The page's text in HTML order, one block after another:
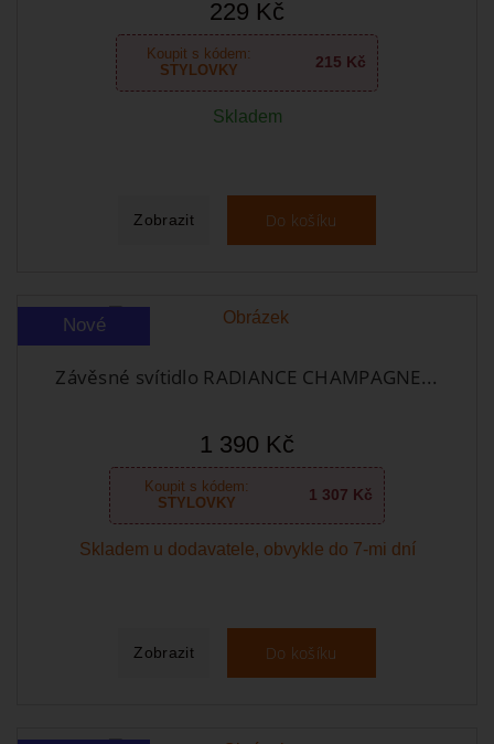
229 Kč
Koupit s kódem:
STYLOVKY
215 Kč
Skladem
Zobrazit Do košíku
Nové
Závěsné svítidlo RADIANCE CHAMPAGNE...
1 390 Kč
Koupit s kódem:
STYLOVKY
1 307 Kč
Skladem u dodavatele, obvykle do 7-mi dní
Zobrazit Do košíku